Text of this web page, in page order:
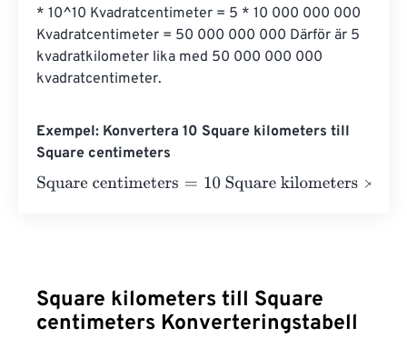
* 10^10 Kvadratcentimeter = 5 * 10 000 000 000
Kvadratcentimeter = 50 000 000 000 Därför är 5
kvadratkilometer lika med 50 000 000 000
kvadratcentimeter.
Exempel: Konvertera 10 Square kilometers till
Square centimeters
Square centimeters=10 Square kilometers×
Square kilometers till Square
centimeters Konverteringstabell